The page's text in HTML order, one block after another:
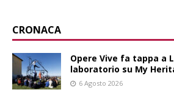
CRONACA
Opere Vive fa tappa a
laboratorio su My
6 Agosto 2026